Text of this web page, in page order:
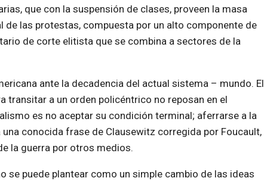
que con la suspensión de clases, proveen la masa
las protestas, compuesta por un alto componente de
de corte elitista que se combina a sectores de la
ante la decadencia del actual sistema – mundo. El
transitar a un orden policéntrico no reposan en el
es no aceptar su condición terminal; aferrarse a la
conocida frase de Clausewitz corregida por Foucault,
la guerra por otros medios.
puede plantear como un simple cambio de las ideas